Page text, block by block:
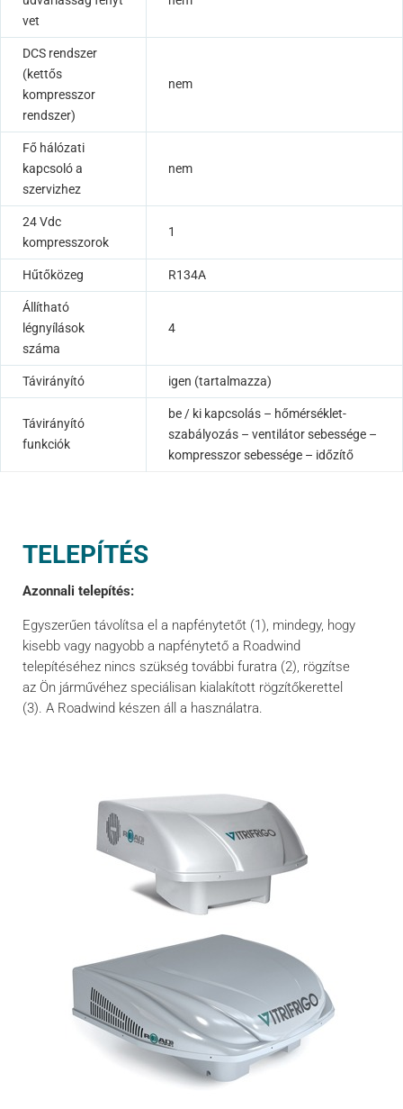
vet
DCS rendszer
(kettős
kompresszor
rendszer)
nem
Fő hálózati
kapcsoló a
szervizhez
nem
24 Vdc
kompresszorok
1
Hűtőközeg R134A
Állítható
légnyílások
száma
4
Távirányító igen (tartalmazza)
Távirányító
funkciók
be / ki kapcsolás – hőmérséklet-
szabályozás – ventilátor sebessége –
kompresszor sebessége – időzítő
TELEPÍTÉS
Azonnali telepítés:
Egyszerűen távolítsa el a napfénytetőt (1), mindegy, hogy
kisebb vagy nagyobb a napfénytető a Roadwind
telepítéséhez nincs szükség további furatra (2), rögzítse
az Ön járművéhez speciálisan kialakított rögzítőkerettel
(3). A Roadwind készen áll a használatra.